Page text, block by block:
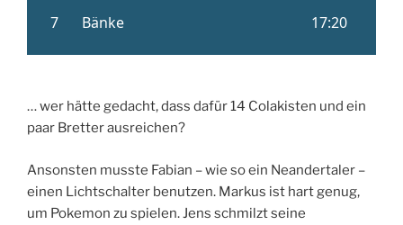
… wer hätte gedacht, dass dafür 14 Colakisten und ein
paar Bretter ausreichen?
Ansonsten musste Fabian – wie so ein Neandertaler –
einen Lichtschalter benutzen. Markus ist hart genug,
um Pokemon zu spielen. Jens schmilzt seine